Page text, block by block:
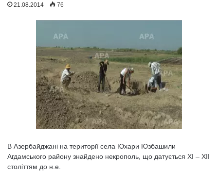
21.08.2014 76
В Азербайджані на території села Юхари Юзбашили
Агдамського району знайдено некрополь, що датується ХІ – ХІІ
століттям до н.е.